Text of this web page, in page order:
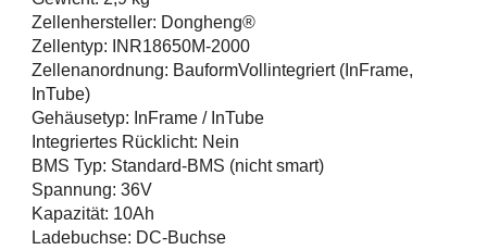
Zellenhersteller: Dongheng®
Zellentyp: INR18650M-2000
Zellenanordnung: BauformVollintegriert (InFrame,
InTube)
Gehäusetyp: InFrame / InTube
Integriertes Rücklicht: Nein
BMS Typ: Standard-BMS (nicht smart)
Spannung: 36V
Kapazität: 10Ah
Ladebuchse: DC-Buchse